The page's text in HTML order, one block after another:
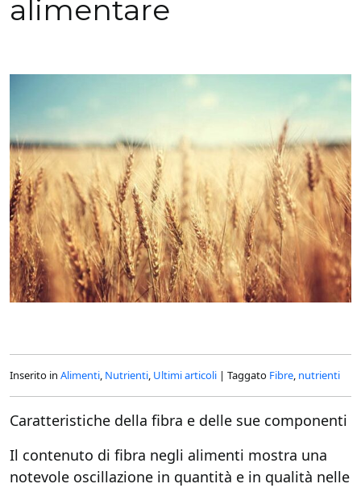
alimentare
Inserito in Alimenti, Nutrienti, Ultimi articoli | Taggato Fibre, nutrienti
Caratteristiche della fibra e delle sue componenti
Il contenuto di fibra negli alimenti mostra una
notevole oscillazione in quantità e in qualità nelle